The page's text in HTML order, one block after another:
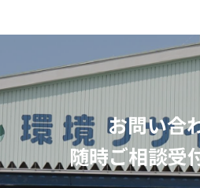
お問い合
随時ご相談受